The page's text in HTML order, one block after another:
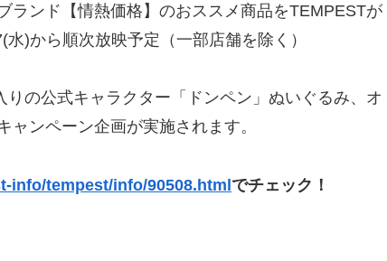
ランド【情熱価格】のおススメ商品をTEMPESTが
)から順次放映予定（一部店舗を除く）
の公式キャラクター「ドンペン」ぬいぐるみ、オ
ャンペーン企画が実施されます。
info/tempest/info/90508.htmlでチェック！